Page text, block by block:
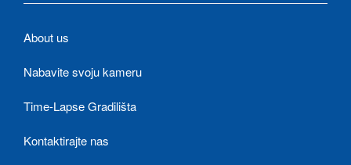
About us
Nabavite svoju kameru
Time-Lapse Gradilišta
Kontaktirajte nas